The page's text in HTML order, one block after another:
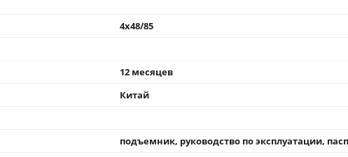
4x48/85
12 месяцев
Китай
подъемник, руководство по эксплуатации,